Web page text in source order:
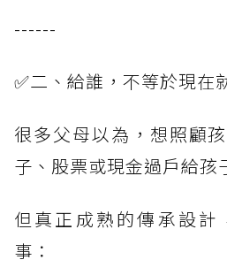
------
✅二、給誰，不等於現在
很多父母以為，想照顧
子、股票或現金過戶給孩
但真正成熟的傳承設計
事：